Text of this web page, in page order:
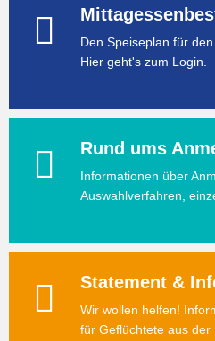
Den Speiseplan für
Hier geht's zum Login.
Rund ums
Informationen über
Auswahlverfahren,
Statement &
Wir wollen helfen!
für Geflüchtete aus der